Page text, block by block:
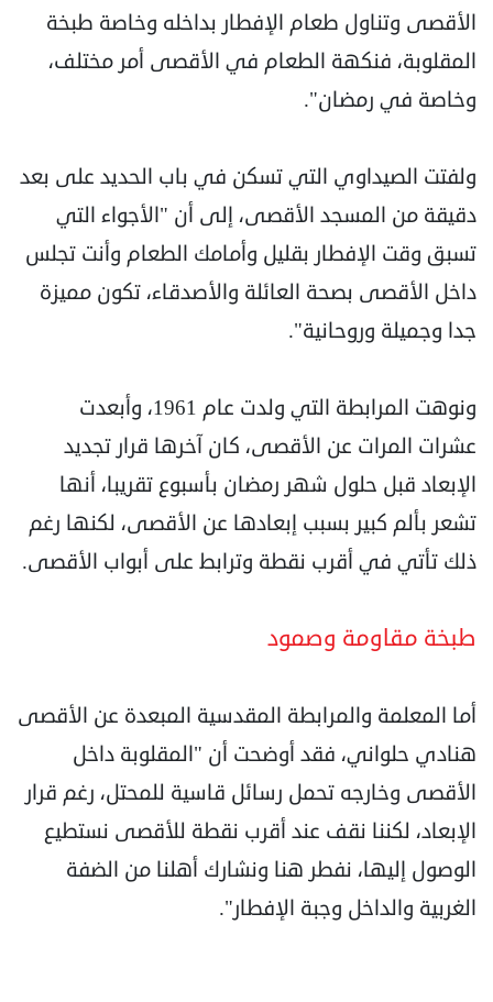
الأقصى وتناول طعام الإفطار بداخله وخاصة طبخة
المقلوبة، فنكهة الطعام في الأقصى أمر مختلف،
وخاصة في رمضان".
ولفتت الصيداوي التي تسكن في باب الحديد على بعد
دقيقة من المسجد الأقصى، إلى أن "الأجواء التي
تسبق وقت الإفطار بقليل وأمامك الطعام وأنت تجلس
داخل الأقصى بصحة العائلة والأصدقاء، تكون مميزة
جدا وجميلة وروحانية".
ونوهت المرابطة التي ولدت عام 1961، وأبعدت
عشرات المرات عن الأقصى، كان آخرها قرار تجديد
الإبعاد قبل حلول شهر رمضان بأسبوع تقريبا، أنها
تشعر بألم كبير بسبب إبعادها عن الأقصى، لكنها رغم
ذلك تأتي في أقرب نقطة وترابط على أبواب الأقصى.
طبخة مقاومة وصمود
أما المعلمة والمرابطة المقدسية المبعدة عن الأقصى
هنادي حلواني، فقد أوضحت أن "المقلوبة داخل
الأقصى وخارجه تحمل رسائل قاسية للمحتل، رغم قرار
الإبعاد، لكننا نقف عند أقرب نقطة للأقصى نستطيع
الوصول إليها، نفطر هنا ونشارك أهلنا من الضفة
الغربية والداخل وجبة الإفطار".